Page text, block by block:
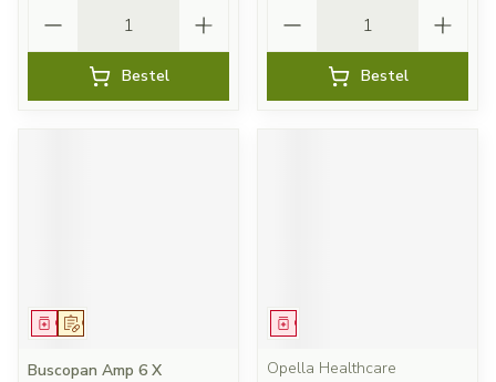
Bestel Bestel
Op voorschrift
Geneesmiddel
Buscopan Amp 6 X
Geneesmiddel
Opella Healthcare